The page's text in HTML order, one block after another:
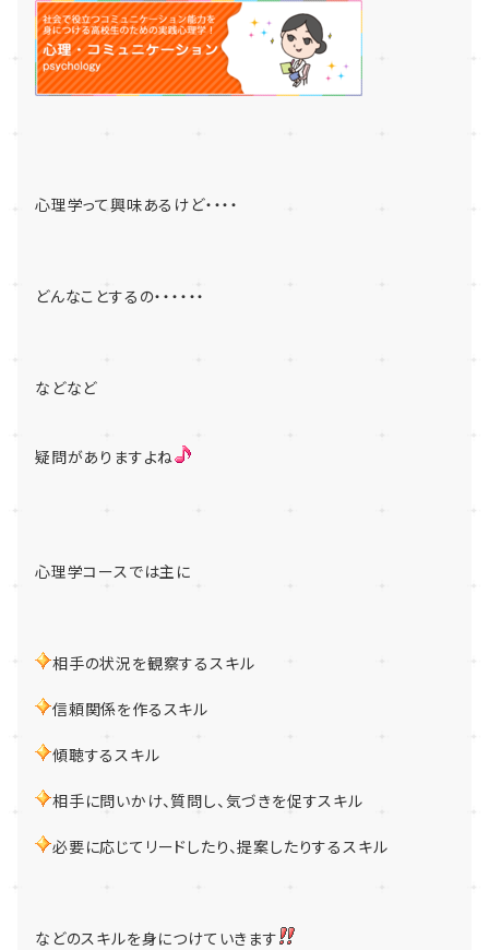
心理学って興味あるけど・・・・
どんなことするの・・・・・・
などなど
疑問がありますよね
心理学コースでは主に
相手の状況を観察するスキル
信頼関係を作るスキル
傾聴するスキル
相手に問いかけ、質問し、気づきを促すスキル
必要に応じてリードしたり、提案したりするスキル
などのスキルを身につけていきます